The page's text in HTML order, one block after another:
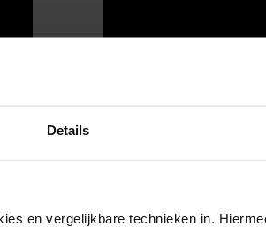
Details
en vergelijkbare technieken in.